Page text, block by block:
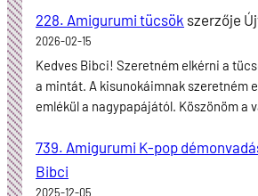
228. Amigurumi tücsök szerzője
2026-02-15
Kedves Bibci! Szeretném elkérni a
a mintát. A kisunokáimnak szeretném
emlékül a nagypapájától. Köszönöm a
739. Amigurumi K-pop
Bibci
2025-12-05